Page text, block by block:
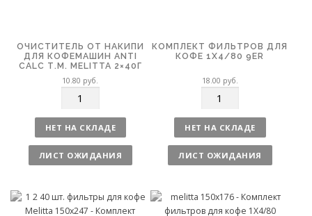
ОЧИСТИТЕЛЬ ОТ НАКИПИ
ДЛЯ КОФЕМАШИН ANTI
CALC Т.М. MELITTA 2×40Г
10.80 руб.
л
и
ч
е
НЕТ НА СКЛАДЕ
ЛИСТ ОЖИДАНИЯ
КОМПЛЕКТ ФИЛЬТРОВ ДЛЯ
КОФЕ 1X4/80 9ER
18.00 руб.
л
и
ч
е
НЕТ НА СКЛАДЕ
ЛИСТ ОЖИДАНИЯ